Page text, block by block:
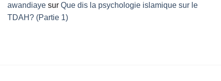
awandiaye sur Que dis la psychologie islamique sur le
TDAH? (Partie 1)